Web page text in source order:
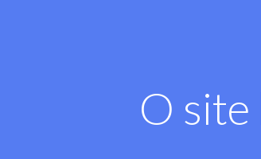
O site